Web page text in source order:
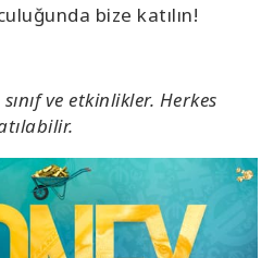
bize katılın!
ve etkinlikler. Herkes